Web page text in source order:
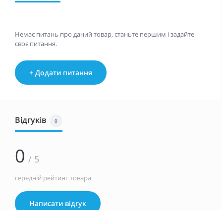
Немає питань про даний товар, станьте першим і задайте
своє питання.
+ Додати питання
Відгуків 0
0 / 5
середній рейтинг товара
Написати відгук